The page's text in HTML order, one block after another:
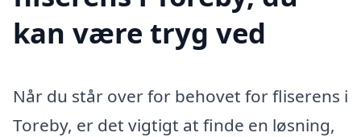
kan være tryg ved
Når du står over for behovet for fliserens i
Toreby, er det vigtigt at finde en løsning,